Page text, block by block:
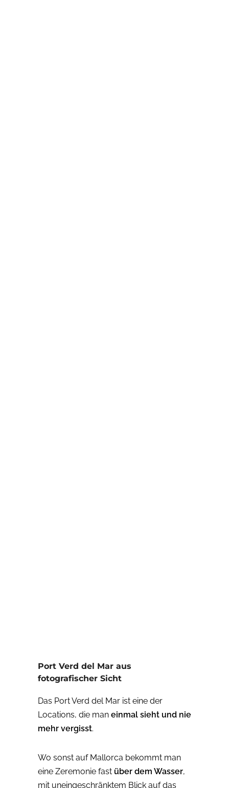
Port Verd del Mar aus
fotografischer Sicht
Das Port Verd del Mar ist eine der
Locations, die man einmal sieht und nie
mehr vergisst.
Wo sonst auf Mallorca bekommt man
eine Zeremonie fast über dem Wasser,
mit uneingeschränktem Blick auf das